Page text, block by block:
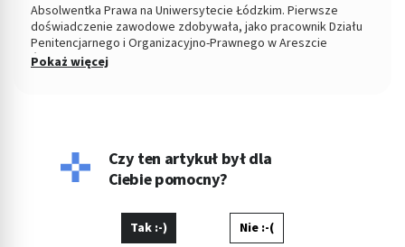
Absolwentka Prawa na Uniwersytecie Łódzkim. Pierwsze
doświadczenie zawodowe zdobywała, jako pracownik Działu
Penitencjarnego i Organizacyjno-Prawnego w Areszcie
Śledczym w Łodzi. Od 2004 roku Zastępca Prezesa i Członek
Pokaż więcej
Czy ten artykuł był dla
Ciebie pomocny?
Tak :-) Nie :-(